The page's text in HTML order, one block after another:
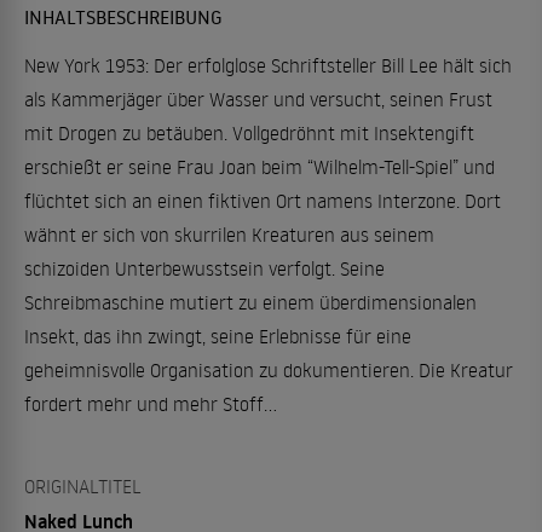
INHALTSBESCHREIBUNG
New York 1953: Der erfolglose Schriftsteller Bill Lee hält sich
als Kammerjäger über Wasser und versucht, seinen Frust
mit Drogen zu betäuben. Vollgedröhnt mit Insektengift
erschießt er seine Frau Joan beim “Wilhelm-Tell-Spiel” und
flüchtet sich an einen fiktiven Ort namens Interzone. Dort
wähnt er sich von skurrilen Kreaturen aus seinem
schizoiden Unterbewusstsein verfolgt. Seine
Schreibmaschine mutiert zu einem überdimensionalen
Insekt, das ihn zwingt, seine Erlebnisse für eine
geheimnisvolle Organisation zu dokumentieren. Die Kreatur
fordert mehr und mehr Stoff...
ORIGINALTITEL
Naked Lunch